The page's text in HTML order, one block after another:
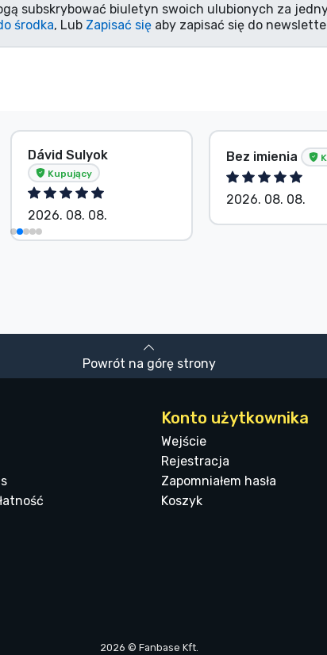
subskrybować biuletyn swoich ulubionych za
środka, Lub Zapisać się aby zapisać się do
Dávid Sulyok
Kupujący
2026. 08. 08.
Bez imienia
2026. 08. 08.
Powrót na górę strony
Konto użytkownika
Wejście
Rejestracja
Zapomniałem hasła
Koszyk
2026 © Fanbase Kft.